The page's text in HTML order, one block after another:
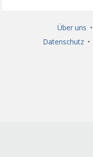
Über uns •
Datenschutz •